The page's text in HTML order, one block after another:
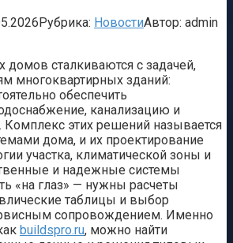
Рубрика: НовостиАвтор: admin
домов сталкиваются с задачей,
многоквартирных зданий:
обеспечить
канализацию и
Комплекс этих решений называется
дома, и их проектирование
участка, климатической зоны и
и надежные системы
«на глаз» — нужны расчеты
таблицы и выбор
сопровождением. Именно
buildspro.ru, можно найти